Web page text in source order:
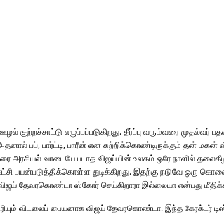
குற்றச்சாட்டு எழுப்பப்படுகிறது. தீர்ப்பு வரும்வரை முதல்வர்
பப், பார்ட்டி, பாரீன் என சுற்றிக்கொண்டிருக்கும் தன்
அரசியல் வாடையே படாத விஜய்யின் உலகம் ஒரே நாளில்
பயன்படுத்திக்கொள்ள துடிக்கிறது. இதற்கு நடுவே ஒரு கொலை
தேவரகொண்டா ஸ்கோர் செய்கிறாரா இல்லையா என்பது
விடலைப் பையனாக விஜய் தேவரகொண்டா. இந்த கேரக்டர்